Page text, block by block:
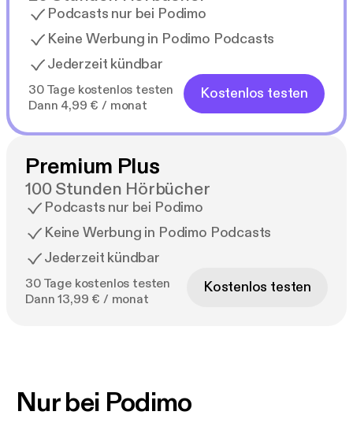
Podcasts nur bei Podimo
Keine Werbung in Podimo Podcasts
Jederzeit kündbar
30 Tage kostenlos testen
Dann 4,99 € / monat
Kostenlos testen
Premium Plus
100 Stunden Hörbücher
Podcasts nur bei Podimo
Keine Werbung in Podimo Podcasts
Jederzeit kündbar
30 Tage kostenlos testen
Dann 13,99 € / monat
Kostenlos testen
Nur bei Podimo